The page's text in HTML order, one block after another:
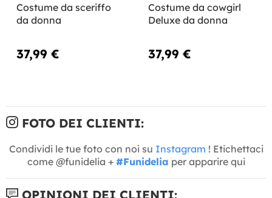
Costume da sceriffo
da donna
37,99 €
Costume da cowgirl
Deluxe da donna
37,99 €
FOTO DEI CLIENTI:
Condividi le tue foto con noi su Instagram ! Etichettaci
come @funidelia + #Funidelia per apparire qui
OPINIONI DEI CLIENTI: